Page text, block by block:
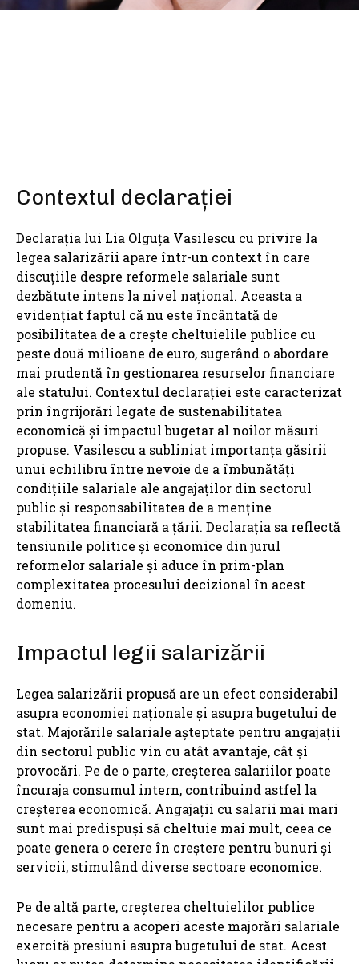
Contextul declarației
Declarația lui Lia Olguța Vasilescu cu privire la
legea salarizării apare într-un context în care
discuțiile despre reformele salariale sunt
dezbătute intens la nivel național. Aceasta a
evidențiat faptul că nu este încântată de
posibilitatea de a crește cheltuielile publice cu
peste două milioane de euro, sugerând o abordare
mai prudentă în gestionarea resurselor financiare
ale statului. Contextul declarației este caracterizat
prin îngrijorări legate de sustenabilitatea
economică și impactul bugetar al noilor măsuri
propuse. Vasilescu a subliniat importanța găsirii
unui echilibru între nevoie de a îmbunătăți
condițiile salariale ale angajaților din sectorul
public și responsabilitatea de a menține
stabilitatea financiară a țării. Declarația sa reflectă
tensiunile politice și economice din jurul
reformelor salariale și aduce în prim-plan
complexitatea procesului decizional în acest
domeniu.
Impactul legii salarizării
Legea salarizării propusă are un efect considerabil
asupra economiei naționale și asupra bugetului de
stat. Majorările salariale așteptate pentru angajații
din sectorul public vin cu atât avantaje, cât și
provocări. Pe de o parte, creșterea salariilor poate
încuraja consumul intern, contribuind astfel la
creșterea economică. Angajații cu salarii mai mari
sunt mai predispuși să cheltuie mai mult, ceea ce
poate genera o cerere în creștere pentru bunuri și
servicii, stimulând diverse sectoare economice.
Pe de altă parte, creșterea cheltuielilor publice
necesare pentru a acoperi aceste majorări salariale
exercită presiuni asupra bugetului de stat. Acest